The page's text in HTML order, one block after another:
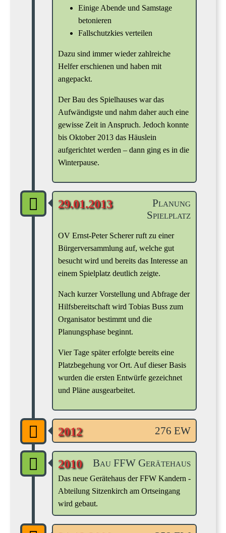
Einige Abende und Samstage
betonieren
Fallschutzkies verteilen
Dazu sind immer wieder zahlreiche
Helfer erschienen und haben mit
angepackt.
Der Bau des Spielhauses war das
Aufwändigste und nahm daher auch eine
gewisse Zeit in Anspruch. Jedoch konnte
bis Oktober 2013 das Häuslein
aufgerichtet werden – dann ging es in die
Winterpause.
29.01.2013
Planung
Spielplatz
OV Ernst-Peter Scherer ruft zu einer
Bürgerversammlung auf, welche gut
besucht wird und bereits das Interesse an
einem Spielplatz deutlich zeigte.
Nach kurzer Vorstellung und Abfrage der
Hilfsbereitschaft wird Tobias Buss zum
Organisator bestimmt und die
Planungsphase beginnt.
Vier Tage später erfolgte bereits eine
Platzbegehung vor Ort. Auf dieser Basis
wurden die ersten Entwürfe gezeichnet
und Pläne ausgearbeitet.
2012 276 EW
2010 Bau FFW Gerätehaus
Das neue Gerätehaus der FFW Kandern -
Abteilung Sitzenkirch am Ortseingang
wird gebaut.